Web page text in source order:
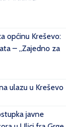
općinu Kreševo:
– „Zajedno za
ulazu u Kreševo
javne